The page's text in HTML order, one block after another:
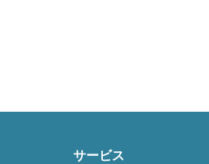
サービス